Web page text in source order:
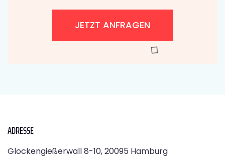
JETZT ANFRAGEN
ADRESSE
Glockengießerwall 8-10, 20095 Hamburg